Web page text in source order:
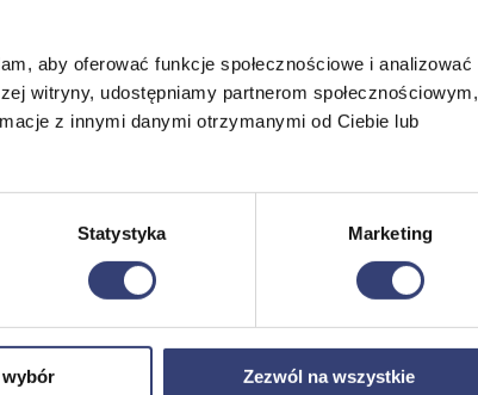
aby oferować funkcje społecznościowe i analizować
witryny, udostępniamy partnerom społecznościowym,
z innymi danymi otrzymanymi od Ciebie lub
Statystyka Marketing
wybór Zezwól na wszystkie